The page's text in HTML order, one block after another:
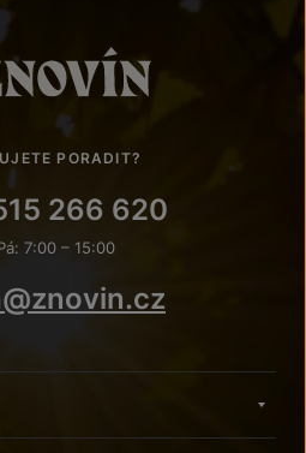
PORADIT?
266 620
7:00 – 15:00